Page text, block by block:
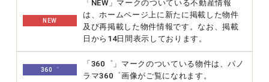
NEW
「NEW」マークのついている不動産情報
は、ホームページ上に新たに掲載した物件
及び再掲載した物件情報です。なお、掲載
日から14日間表示しております。
360゜
「360゜」マークのついている物件は、パノ
ラマ360゜画像がご覧になれます。